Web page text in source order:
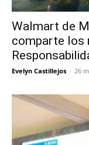
Walmart de
comparte los
Evelyn Castillejos - 26